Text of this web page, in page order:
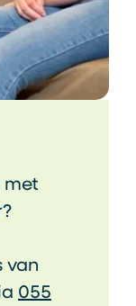
met
van
055